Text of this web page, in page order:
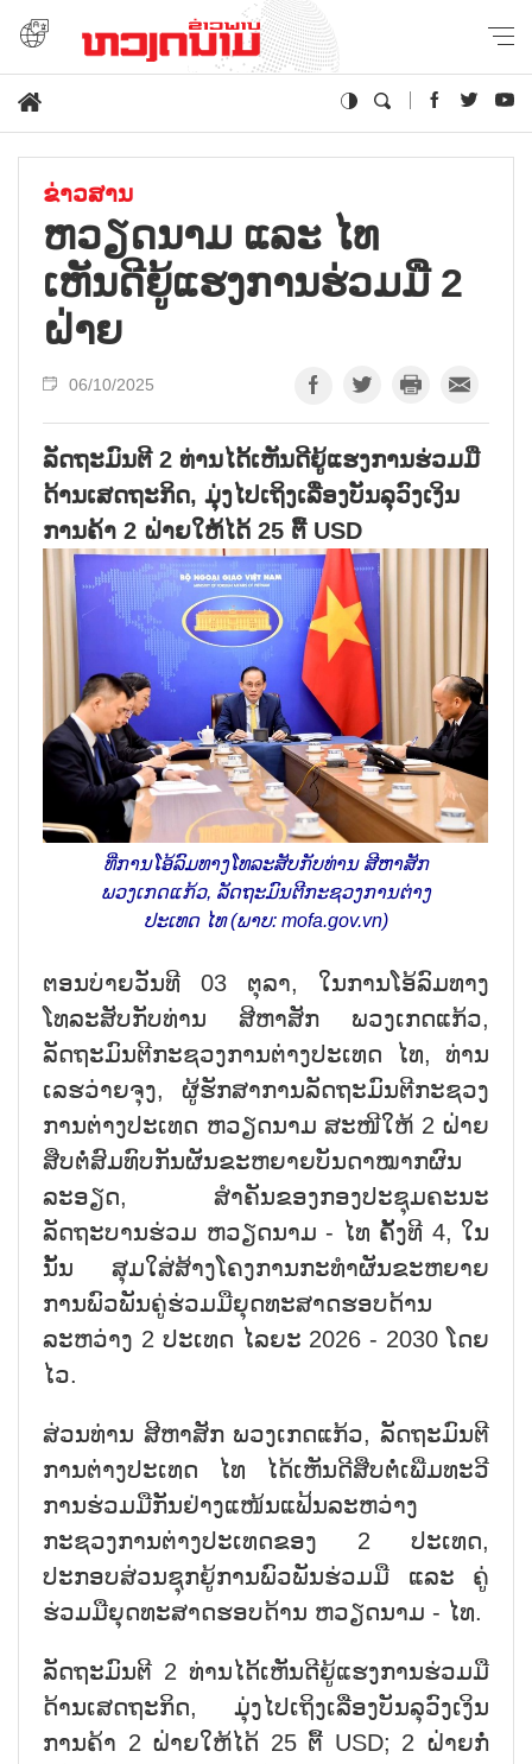
ຂ່າວສານ
ຫວຽດນາມ ແລະ ໄທ
ເຫັນດີຍູ້ແຮງການຮ່ວມມື 2
ຝ່າຍ
06/10/2025
ລັດຖະມົນຕີ 2 ທ່ານໄດ້້ເຫັນດີຍູ້ແຮງການຮ່ວມມື
ດ້ານເສດຖະກິດ, ມຸ່ງໄປເຖິງເລື່ອງບັນລຸວົງເງິນ
ການຄ້າ 2 ຝ່າຍໃຫ້ໄດ້ 25 ຕື້ USD
ທີ່ການໂອ້ລົມທາງໂທລະສັບກັບທ່ານ ສີຫາສັກ
ພວງເກດແກ້ວ, ລັດຖະມົນຕີກະຊວງການຕ່າງ
ປະເທດ ໄທ (ພາບ: mofa.gov.vn)
ຕອນບ່າຍວັນທີ 03 ຕຸລາ, ໃນການໂອ້ລົມທາງ
ໂທລະສັບກັບທ່ານ ສີຫາສັກ ພວງເກດແກ້ວ,
ລັດຖະມົນຕີກະຊວງການຕ່າງປະເທດ ໄທ, ທ່ານ
ເລຮວ່າຍຈຸງ, ຜູ້ຮັກສາການລັດຖະມົນຕີກະຊວງ
ການຕ່າງປະເທດ ຫວຽດນາມ ສະໜີໃຫ້ 2 ຝ່າຍ
ສືບຕໍ່ສົມທົບກັນຜັນຂະຫຍາຍບັນດາໝາກຜົນ
ລະອຽດ, ສຳຄັນຂອງກອງປະຊຸມຄະນະ
ລັດຖະບານຮ່ວມ ຫວຽດນາມ - ໄທ ຄັ້ງທີ 4, ໃນ
ນັ້ນ ສຸມໃສ່ສ້າງໂຄງການກະທຳຜັນຂະຫຍາຍ
ການພົວພັນຄູ່ຮ່ວມມືຍຸດທະສາດຮອບດ້ານ
ລະຫວ່າງ 2 ປະເທດ ໄລຍະ 2026 - 2030 ໂດຍ
ໄວ.
ສ່ວນທ່ານ ສີຫາສັກ ພວງເກດແກ້ວ, ລັດຖະມົນຕີ
ການຕ່າງປະເທດ ໄທ ໄດ້ເຫັນດີສືບຕໍ່ເພີ່ມທະວີ
ການຮ່ວມມືກັນຢ່າງແໜ້ນແຟ້ນລະຫວ່າງ
ກະຊວງການຕ່າງປະເທດຂອງ 2 ປະເທດ,
ປະກອບສ່ວນຊຸກຍູ້ການພົວພັນຮ່ວມມື ແລະ ຄູ່
ຮ່ວມມືຍຸດທະສາດຮອບດ້ານ ຫວຽດນາມ - ໄທ.
ລັດຖະມົນຕີ 2 ທ່ານໄດ້້ເຫັນດີຍູ້ແຮງການຮ່ວມມື
ດ້ານເສດຖະກິດ, ມຸ່ງໄປເຖິງເລື່ອງບັນລຸວົງເງິນ
ການຄ້າ 2 ຝ່າຍໃຫ້ໄດ້ 25 ຕື້ USD; 2 ຝ່າຍກໍ່